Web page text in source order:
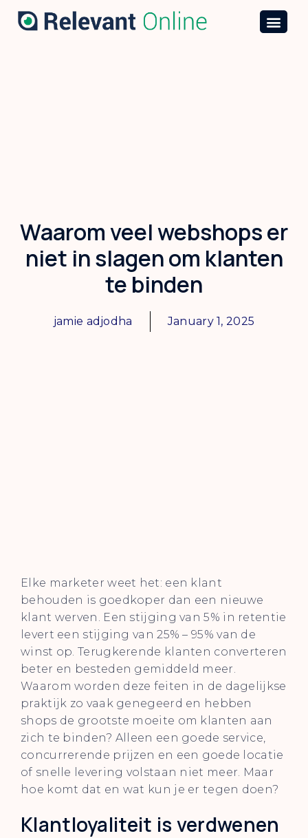
Waarom veel webshops er
niet in slagen om klanten
te binden
jamie adjodha January 1, 2025
Elke marketer weet het: een klant
behouden is goedkoper dan een nieuwe
klant werven. Een stijging van 5% in retentie
levert een stijging van 25% – 95% van de
winst op. Terugkerende klanten converteren
beter en besteden gemiddeld meer.
Waarom worden deze feiten in de dagelijkse
praktijk zo vaak genegeerd en hebben
shops de grootste moeite om klanten aan
zich te binden? Alleen een goede service,
concurrerende prijzen en een goede locatie
of snelle levering volstaan niet meer. Maar
hoe komt dat en wat kun je er tegen doen?
Klantloyaliteit is verdwenen